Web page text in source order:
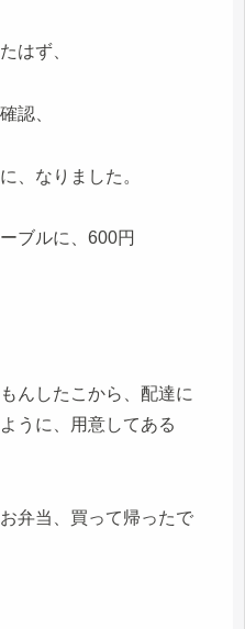
はず、
認、
、なりました。
ブルに、600円
んしたこから、配達に
うに、用意してある
弁当、買って帰ったで